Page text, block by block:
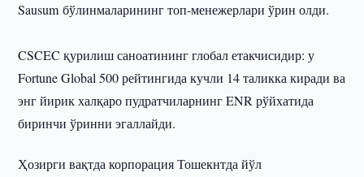
Sausum бўлинмаларининг топ-менежерлари ўрин олди.
CSCEC қурилиш саноатининг глобал етакчисидир: у
Fortune Global 500 рейтингида кучли 14 таликка киради ва
энг йирик халқаро пудратчиларнинг ENR рўйхатида
биринчи ўринни эгаллайди.
Ҳозирги вақтда корпорация Тошекнтда йўл